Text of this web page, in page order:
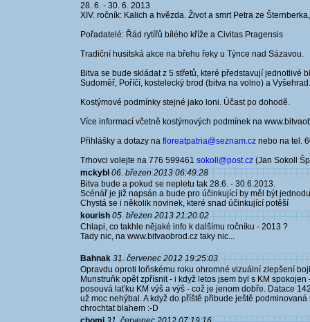
28. 6. - 30. 6. 2013
XIV. ročník: Kalich a hvězda. Život a smrt Petra ze
Pořadatelé: Řád rytířů bílého kříže a Civitas Pragensis
Tradiční husitská akce na břehu řeky u Týnce nad Sázavou.
Bitva se bude skládat z 5 střetů, které představují jednotlivé
Sudoměř, Poříčí, kostelecký brod (bitva na volno) a Vyšehrad.
Kostýmové podmínky stejné jako loni. Účast po dohodě.
Více informací včetně kostýmových podmínek na
Přihlášky a dotazy na floreatpatria@seznam.cz nebo na tel.
Trhovci volejte na 776 599461 sokoll@post.cz (Jan Sokoll
mckybl 06. březen 2013 06:49:28
Bitva bude a pokud se nepletu tak 28.6. - 30.6.2013.
Scénář je již napsán a bude pro účinkující by měl být
Chystá se i několik novinek, které snad účinkující potěší
kourish 05. březen 2013 21:20:02
Chlapi, co takhle nějaké info k dalšímu ročníku - 2013 ?
Tady nic, na www.bitvaobrod.cz taky nic...
Bahnak 31. červenec 2012 19:25:03
Opravdu oproti loňskému roku ohromné vizuální zlepšení
Munstruňk opět zpřísnit - i když letos jsem byl s KM
posouvá laťku KM výš a výš - což je jenom dobře. Datace
už moc nehýbal. A když do příště přibude ještě
chrochtat blahem :-D